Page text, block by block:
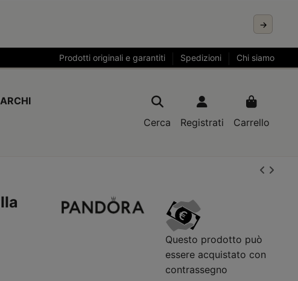
→
Prodotti originali e garantiti Spedizioni Chi siamo
Cerca Registrati Carrello
Questo prodotto può
essere acquistato con
contrassegno